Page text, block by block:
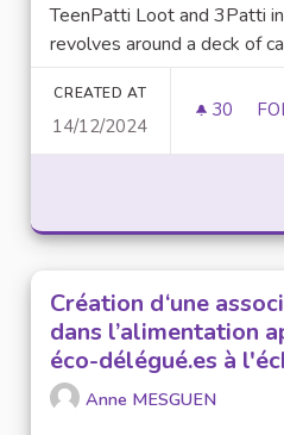
TeenPatti Loot and 3Patti
revolves around a deck of
CREATED AT
14/12/2024
30 30
Création d‘une
dans l’alimentation
éco-délégué.es à
Anne MESGUEN